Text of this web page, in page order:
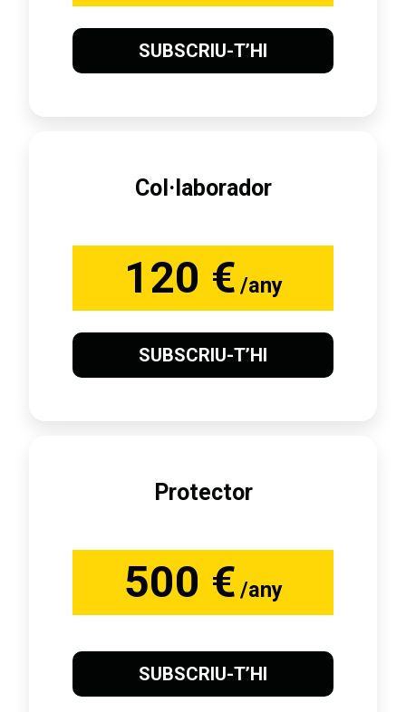
SUBSCRIU-T’HI
Col·laborador
120 € /any
SUBSCRIU-T’HI
Protector
500 € /any
SUBSCRIU-T’HI